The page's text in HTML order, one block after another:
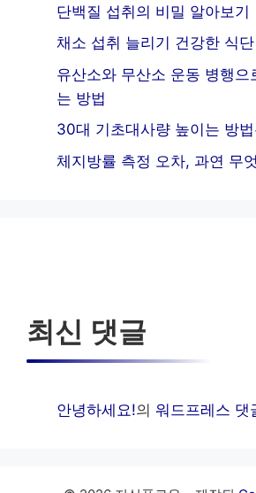
단백질 섭취의 비밀 알아보기
채소 섭취 늘리기 건강한 식단
유산소와 무산소 운동 병행으
는 방법
30대 기초대사량 높이는 방
체지방률 측정 오차, 과연 무
최신 댓글
안녕하세요!의 워드프레스 댓